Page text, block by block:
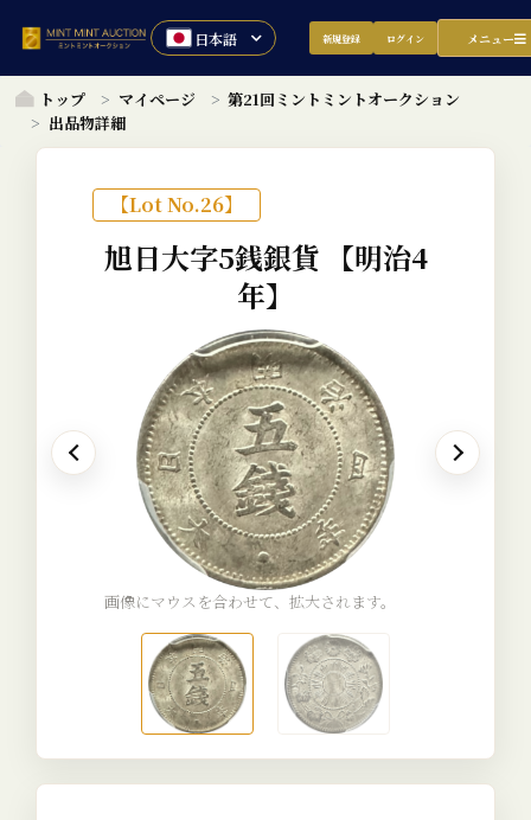
新規登録 ログイン メニュー
トップ マイページ
第21回ミントミントオークション
出品物詳細
【Lot No.26】
旭日大字5銭銀貨 【明治4
年】
画像にマウスを合わせて、拡大されます。